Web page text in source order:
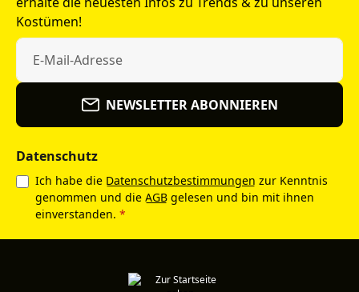
Kostümen!
NEWSLETTER ABONNIEREN
Datenschutz
Ich habe die Datenschutzbestimmungen zur Kenntnis
genommen und die AGB gelesen und bin mit ihnen
einverstanden. *